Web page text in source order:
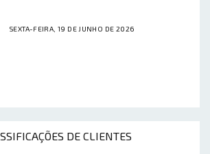
SEXTA-FEIRA, 19 DE JUNHO DE 2026
DE CLIENTES